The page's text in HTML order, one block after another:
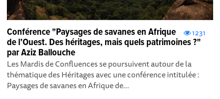
1231
Conférence "Paysages de savanes en Afrique
de l’Ouest. Des héritages, mais quels patrimoines ?"
par Aziz Ballouche
Les Mardis de Confluences se poursuivent autour de la
thématique des Héritages avec une conférence intitulée :
Paysages de savanes en Afrique de...